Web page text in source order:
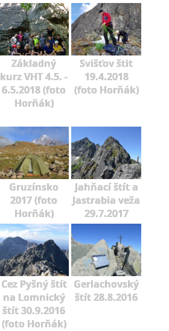
Základný
kurz VHT 4.5. -
6.5.2018 (foto
Horňák)
Svišťov štit
19.4.2018
(foto Horňák)
Gruzínsko
2017 (foto
Horňák)
Jahňací štít a
Jastrabia veža
29.7.2017
Cez Pyšný štít
na Lomnický
štít 30.9.2016
(foto Horňák)
Gerlachovský
štít 28.8.2016